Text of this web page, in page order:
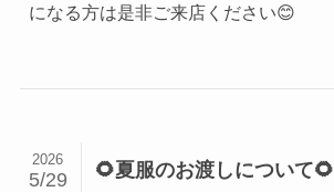
になる方は是非ご来店ください😊
🌻夏服のお渡しについて🌻
2026
5/29